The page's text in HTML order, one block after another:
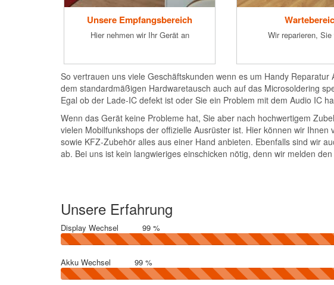
Unsere Empfangsbereich
Hier nehmen wir Ihr Gerät an Wir reparieren, Sie
So vertrauen uns viele Geschäftskunden wenn es um Handy
dem standardmäßigen Hardwaretausch auch auf das Microsoldering
Egal ob der Lade-IC defekt ist oder Sie ein Problem mit dem Audio IC
Wenn das Gerät keine Probleme hat, Sie aber nach hochwertigem
vielen Mobilfunkshops der offizielle Ausrüster ist. Hier können wir
sowie KFZ-Zubehör alles aus einer Hand anbieten. Ebenfalls sind wir
ab. Bei uns ist kein langwieriges einschicken nötig, denn wir melden
Unsere Erfahrung
Display Wechsel 99 %
45%
Akku Wechsel 99 %
45%